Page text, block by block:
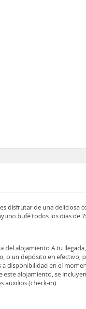
disfrutar de una deliciosa
bufé todos los días de
del alojamiento A tu
o un depósito en efectivo,
a disponibilidad en el
este alojamiento, se
auxilios (check-in)